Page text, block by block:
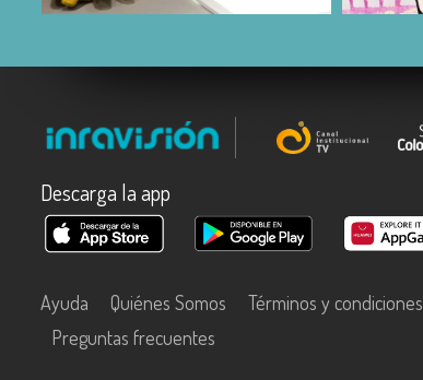
Descarga la app
Ayuda Quiénes Somos
Términos y condiciones
Preguntas frecuentes